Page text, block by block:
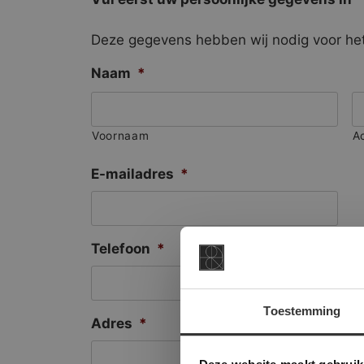
Toestemming
Deze gegevens hebben wij nodig voor
Naam *
Voornaam
E-mailadres *
Telefoon *
Adres *
Deze